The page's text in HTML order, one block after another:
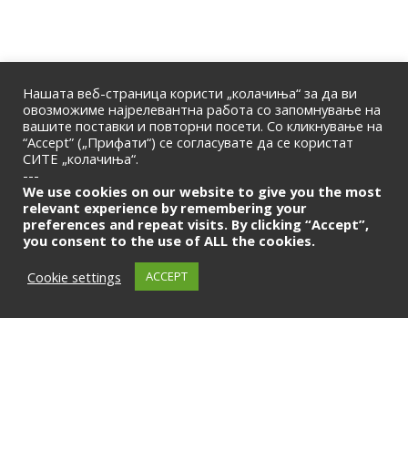
ПОЧЕТНА
© 2026 | Македонска Банкарска Асоцијација
Само за членови
Нашата веб-страница користи „колачиња“ за да ви
овозможиме најрелевантна работа со запомнување на
вашите поставки и повторни посети. Со кликнување на
“Accept” („Прифати“) се согласувате да се користат
СИТЕ „колачиња“.
---
We use cookies on our website to give you the most
relevant experience by remembering your
preferences and repeat visits. By clicking “Accept”,
you consent to the use of ALL the cookies.
Cookie settings
ACCEPT